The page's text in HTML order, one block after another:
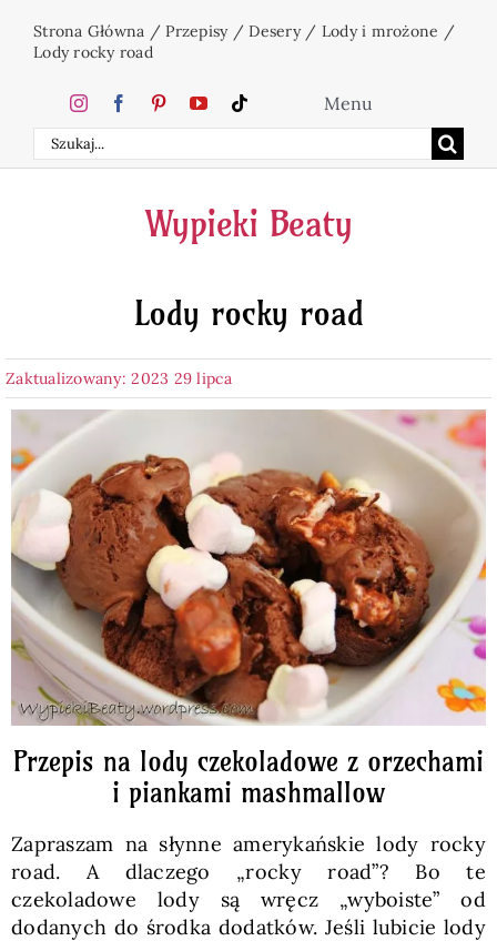
zawartości
Strona Główna /Przepisy/Desery/ Lody i mrożone /
Lody rocky road
Szukaj
Menu
Home
Ciasta
Desery
Pieczywo
Przetwory
Posiłki
SKLEP
Wypieki Beaty
Lody rocky road
Zaktualizowany: 2023 29 lipca
Przepis na lody czekoladowe z orzechami
i piankami mashmallow
Zapraszam na słynne amerykańskie lody rocky
road. A dlaczego „rocky road”? Bo te
czekoladowe lody są wręcz „wyboiste” od
dodanych do środka dodatków. Jeśli lubicie lody